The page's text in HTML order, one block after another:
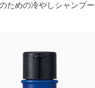
ための冷やしシャンプ